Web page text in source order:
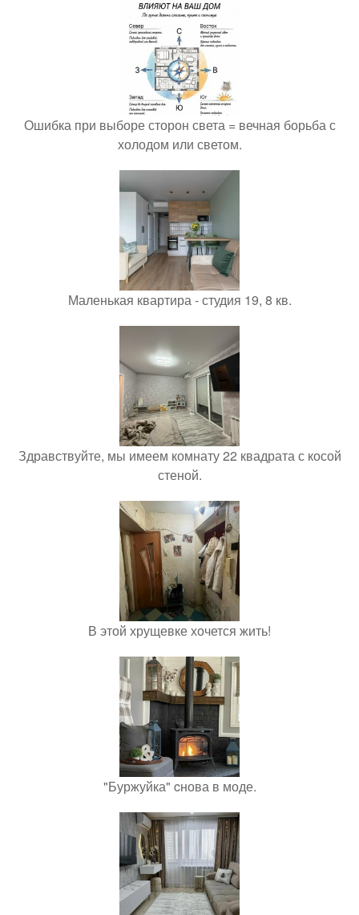
Ошибка при выборе сторон света = вечная борьба с
холодом или светом.
Маленькая квартира - студия 19, 8 кв.
Здравствуйте, мы имеем комнату 22 квадрата с косой
стеной.
В этой хрущевке хочется жить!
"Буржуйка" cнова в моде.